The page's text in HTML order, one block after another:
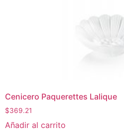
Cenicero Paquerettes Lalique
$369.21
Añadir al carrito